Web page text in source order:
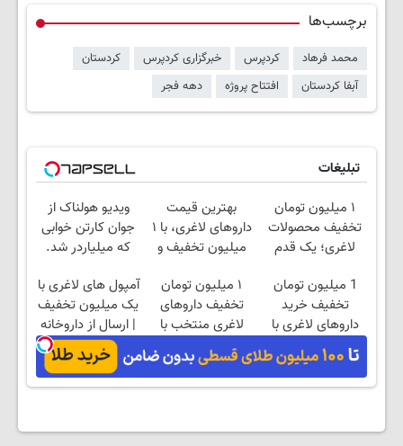
برچسب‌ها
محمد فرهاد کردپرس خبرگزاری کردپرس
کردستان
آبفا کردستان
افتتاح پروژه دهه فجر
تبلیغات
۱ میلیون تومان
تخفیف محصولات
لاغری؛ یک قدم
کاهش وزن
بهترین قیمت
داروهای لاغری، با ۱
میلیون تخفیف و
ویدیو هولناک از
جوان کارتن خوابی
که میلیاردر شد.
1 میلیون تومان
تخفیف خرید
داروهای لاغری با
ارسال از داروخانه و
پک یخ!
۱ میلیون تومان
تخفیف داروهای
لاغری منتخب با
ارسال از داروخانه
نزدیکت
آمپول های لاغری با
یک میلیون تخفیف
| ارسال از داروخانه
های معتبر